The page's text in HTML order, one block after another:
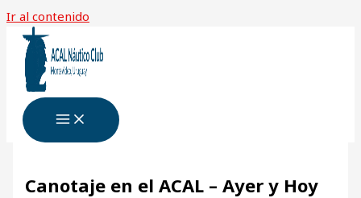
Ir al contenido
Canotaje en el ACAL – Ayer y Hoy